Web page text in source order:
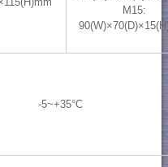
M15:
-5~+35°C